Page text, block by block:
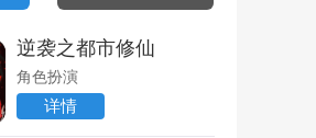
逆袭之都市修仙
角色扮演
详情